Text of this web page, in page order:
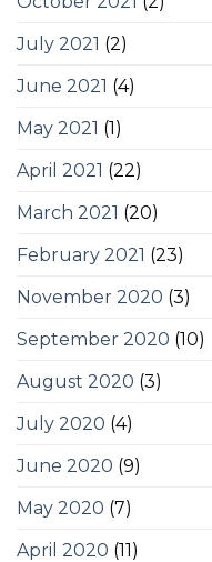
July 2021 (2)
June 2021 (4)
May 2021 (1)
April 2021 (22)
March 2021 (20)
February 2021 (23)
November 2020 (3)
September 2020 (10)
August 2020 (3)
July 2020 (4)
June 2020 (9)
May 2020 (7)
April 2020 (11)